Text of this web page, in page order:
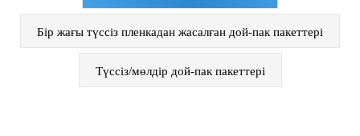
Бір жағы түссіз пленкадан жасалған дой-пак пакеттері
Түссіз/мөлдір дой-пак пакеттері